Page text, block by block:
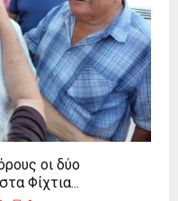
οι δύο
Φίχτια...